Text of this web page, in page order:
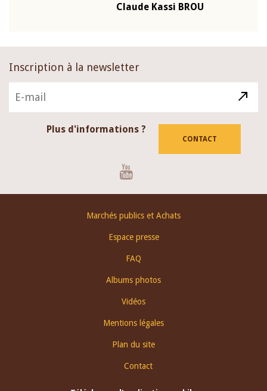
Inscription à la newsletter
Plus d'informations ?
CONTACT
Marchés publics et Achats
Espace presse
FAQ
Albums photos
Vidéos
Mentions légales
Plan du site
Contact